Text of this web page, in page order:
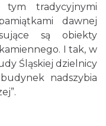
tym tradycyjnymi
dawnej
są obiekty
I tak, w
Śląskiej dzielnicy
nadszybia